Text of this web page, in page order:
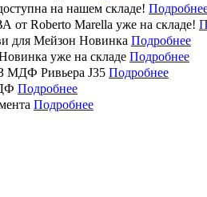
на нашем складе!
от Roberto Marella уже на складе!
для Мейзон Новинка Подробнее
уже на складе Подробнее
МДФ Ривьера J35 Подробнее
Подробнее
Подробнее